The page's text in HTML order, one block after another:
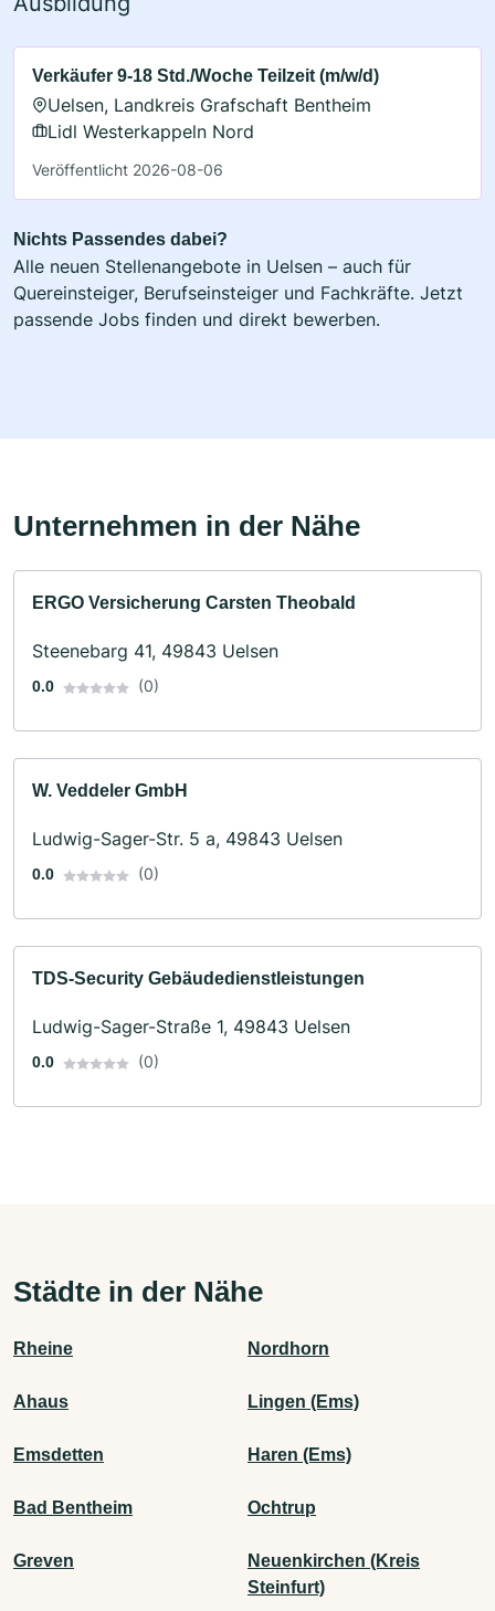
Verkäufer 9-18 Std./Woche Teilzeit (m/w/d)
Uelsen, Landkreis Grafschaft Bentheim
Lidl Westerkappeln Nord
Veröffentlicht 2026-08-06
Nichts Passendes dabei?
Alle neuen Stellenangebote in Uelsen – auch für
Quereinsteiger, Berufseinsteiger und Fachkräfte. Jetzt
passende Jobs finden und direkt bewerben.
Unternehmen in der Nähe
ERGO Versicherung Carsten Theobald
Steenebarg 41, 49843 Uelsen
0.0 (0)
W. Veddeler GmbH
Ludwig-Sager-Str. 5 a, 49843 Uelsen
0.0 (0)
TDS-Security Gebäudedienstleistungen
Ludwig-Sager-Straße 1, 49843 Uelsen
0.0 (0)
Städte in der Nähe
Rheine Nordhorn
Ahaus Lingen (Ems)
Emsdetten Haren (Ems)
Bad Bentheim Ochtrup
Greven
Neuenkirchen (Kreis
Steinfurt)